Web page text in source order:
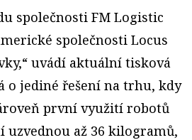
společnosti FM Logistic
společnosti Locus
uvádí aktuální tisková
o jediné řešení na trhu, kdy
první využití robotů
uzvednou až 36 kilogramů,